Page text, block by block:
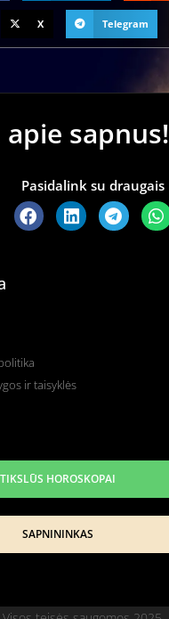
X Telegram
apie sapnus!
Pasidalink su draugais
ir taisyklės
TIKSLŪS HOROSKOPAI
SAPNININKAS